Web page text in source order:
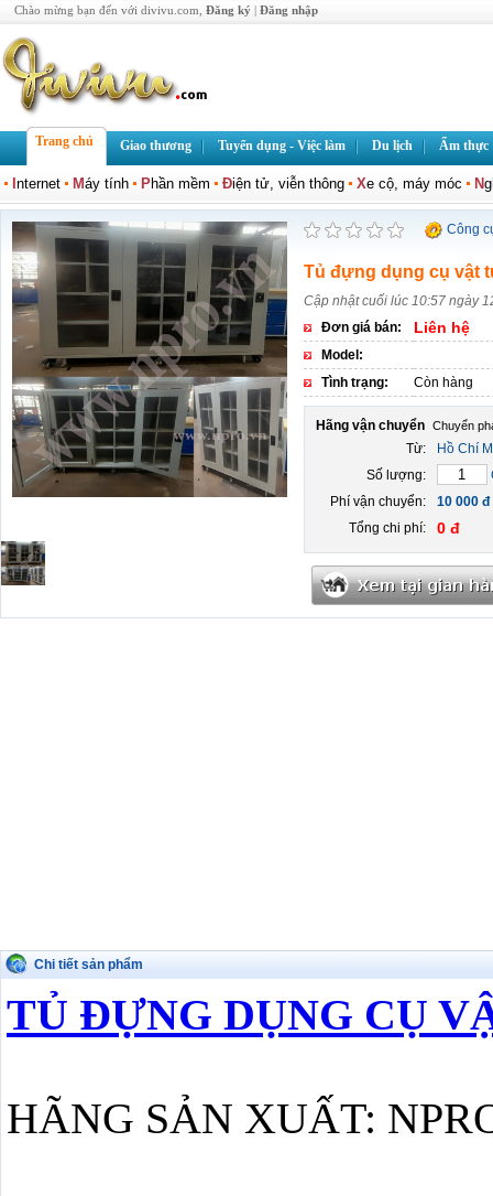
Chào mừng bạn đến với divivu.com, Đăng ký | Đăng nhập
Trang chủ Giao thương Tuyển dụng - Việc làm Du lịch Ẩm thực
nternet Máy tính Phần mềm Điện tử, viễn thông Xe cộ, máy móc N
Công
Tủ đựng dụng cụ vật
Cập nhật cuối lúc 10:57 ngày
Đơn giá bán:
Liên hệ
Model:
Tình trạng:
Còn hàng
Hãng vận chuyển
Từ:
Hồ Chí
Số lượng:
Phí vận chuyển:
10 000 đ
Tổng chi phí:
0 đ
Chi tiết sản phẩm
TỦ ĐỰNG DỤNG CỤ
HÃNG SẢN XUẤT: